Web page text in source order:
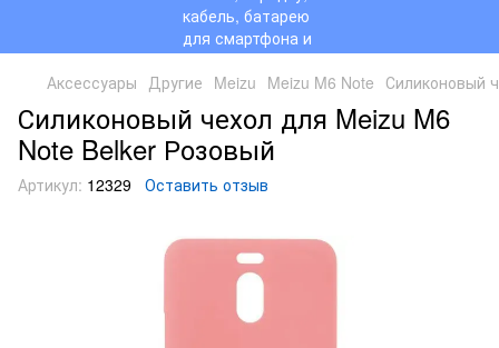
Аксессуары Другие Meizu Meizu M6 Note Силиконовый
Силиконовый чехол для Meizu M6
Note Belker Розовый
Артикул: 12329 Оставить отзыв